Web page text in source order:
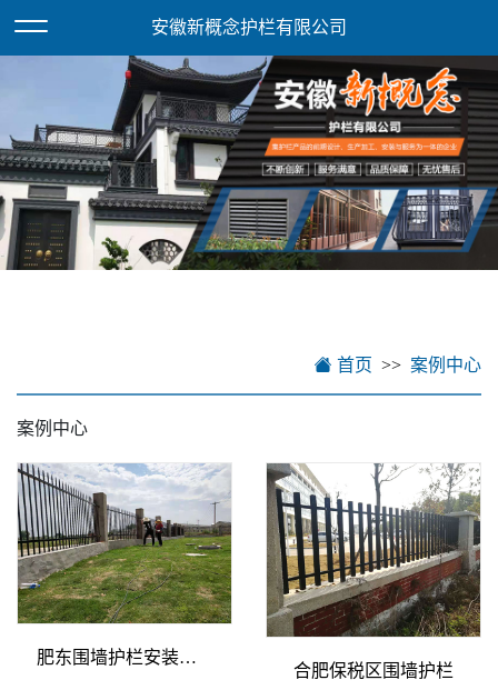
欢迎访问安徽新概念护栏有限公司网站！
安徽新概念护栏有限公司
首页 案例中心
案例中心
肥东围墙护栏安装现场
合肥保税区围墙护栏